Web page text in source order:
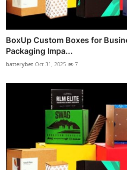
BoxUp Custom Boxes for
Packaging Impa...
batterybet Oct 31, 2025 7